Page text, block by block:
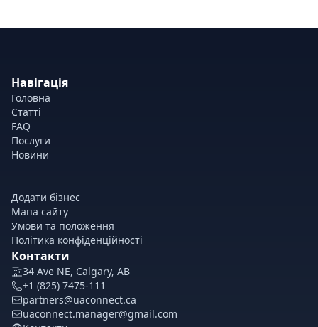
Навігація
Головна
Статті
FAQ
Послуги
Новини
Додати бізнес
Мапа сайту
Умови та положення
Політика конфіденційності
Контакти
34 Ave NE, Calgary, AB
+1 (825) 7475-111
partners@uaconnect.ca
uaconnect.manager@gmail.com